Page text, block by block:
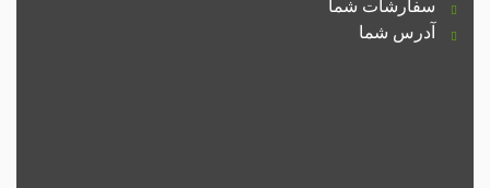
سفارشات شما
آدرس شما